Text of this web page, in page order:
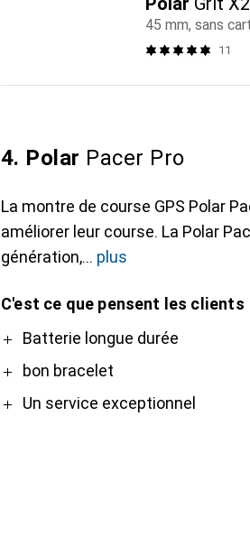
45 mm, sans
11
4. Polar Pacer Pro
La montre de course GPS Polar
améliorer leur course. La Polar
génération,
plus
C'est ce que pensent les clients
ProBatterie longue durée
bon bracelet
Un service exceptionnel
Contre